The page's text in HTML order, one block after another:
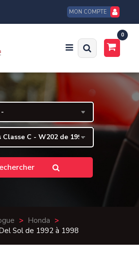
MON COMPTE
0
> Honda >
Sol de 1992 à 1998